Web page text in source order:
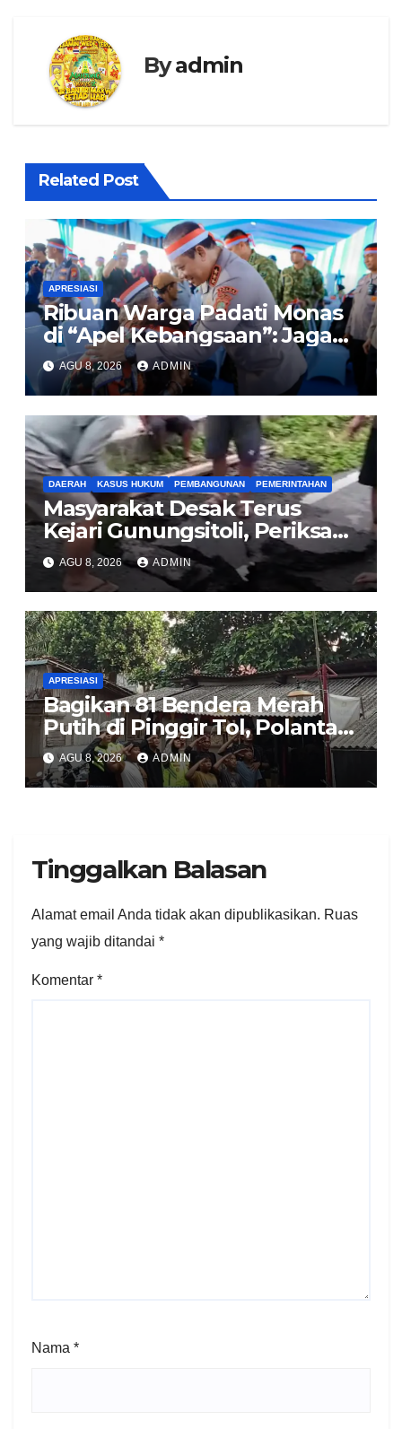
Byadmin
Related Post
APRESIASI
Ribuan Warga Padati Monas
di “Apel Kebangsaan”: Jaga
Jakarta Berarti Jaga
Indonesia
AGU 8, 2026 ADMIN
DAERAH KASUS HUKUM PEMBANGUNAN PEMERINTAHAN
Masyarakat Desak Terus
Kejari Gunungsitoli, Periksa
dan Usut Tuntas Dugaan
Korupsi Proyek Jalan
Sirombu-Afulu (MYC) Senilai
Rp321 Miliar
AGU 8, 2026 ADMIN
APRESIASI
Bagikan 81 Bendera Merah
Putih di Pinggir Tol, Polantas
Karib BSD Ajak Warga Miskin
Kibarkan Sang Saka
AGU 8, 2026 ADMIN
Tinggalkan Balasan
Alamat email Anda tidak akan dipublikasikan. Ruas
yang wajib ditandai *
Komentar *
Nama *